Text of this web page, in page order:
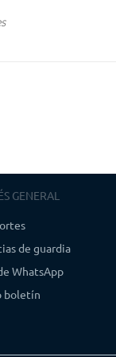
GENERAL
de guardia
WhatsApp
boletín